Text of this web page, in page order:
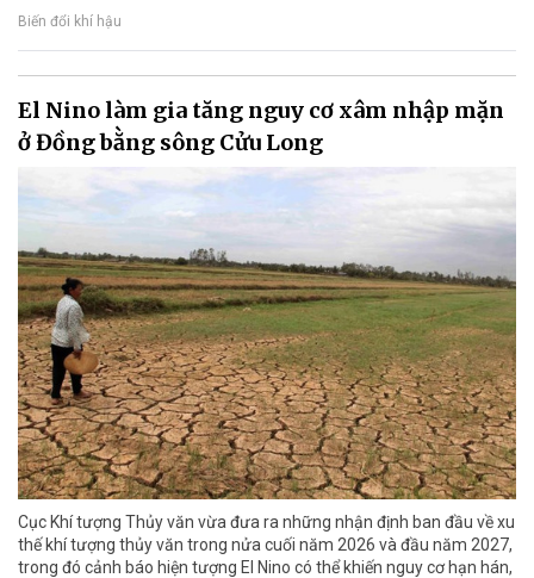
Biến đổi khí hậu
El Nino làm gia tăng nguy cơ xâm nhập mặn
ở Đồng bằng sông Cửu Long
Cục Khí tượng Thủy văn vừa đưa ra những nhận định ban đầu về xu
thế khí tượng thủy văn trong nửa cuối năm 2026 và đầu năm 2027,
trong đó cảnh báo hiện tượng El Nino có thể khiến nguy cơ hạn hán,